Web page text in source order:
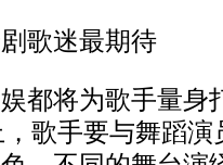
歌迷最期待
将为歌手量身
歌手要与舞蹈